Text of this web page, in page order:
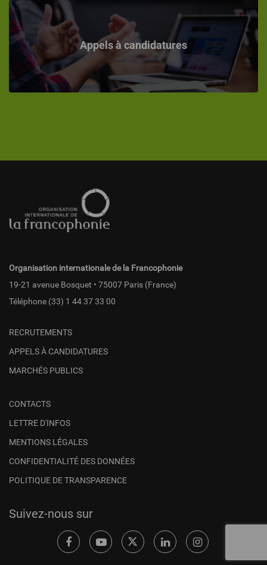
Appels à candidatures
page
Organisation internationale de la Francophonie
19-21 avenue Bosquet • 75007 Paris (France)
Téléphone (33) 1 44 37 33 00
RECRUTEMENTS
APPELS À CANDIDATURES
MARCHÉS PUBLICS
CONTACTS
LETTRE D'INFOS
MENTIONS LÉGALES
CONFIDENTIALITÉ DES DONNÉES
POLITIQUE DE TRANSPARENCE
Suivez-nous sur